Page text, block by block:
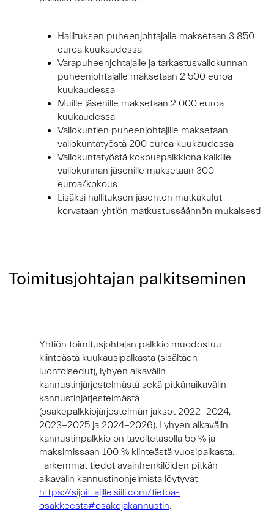
Hallituksen puheenjohtajalle maksetaan 3 850
euroa kuukaudessa
Varapuheenjohtajalle ja tarkastusvaliokunnan
puheenjohtajalle maksetaan 2 500 euroa
kuukaudessa
Muille jäsenille maksetaan 2 000 euroa
kuukaudessa
Valiokuntien puheenjohtajille maksetaan
valiokuntatyöstä 200 euroa kuukaudessa
Valiokuntatyöstä kokouspalkkiona kaikille
valiokunnan jäsenille maksetaan 300
euroa/kokous
Lisäksi hallituksen jäsenten matkakulut
korvataan yhtiön matkustussäännön mukaisesti
Toimitusjohtajan palkitseminen
Yhtiön toimitusjohtajan palkkio muodostuu
kiinteästä kuukausipalkasta (sisältäen
luontoisedut), lyhyen aikavälin
kannustinjärjestelmästä sekä pitkänaikavälin
kannustinjärjestelmästä
(osakepalkkiojärjestelmän jaksot 2022-2024,
2023-2025 ja 2024-2026). Lyhyen aikavälin
kannustinpalkkio on tavoitetasolla 55 % ja
maksimissaan 100 % kiinteästä vuosipalkasta.
Tarkemmat tiedot avainhenkilöiden pitkän
aikavälin kannustinohjelmista löytyvät
https://sijoittajille.siili.com/tietoa-
osakkeesta#osakejakannustin.